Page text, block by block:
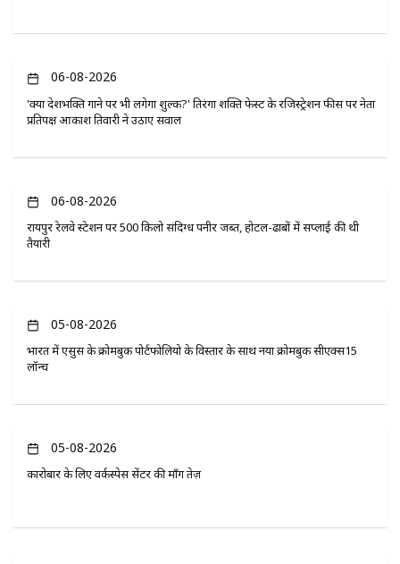
06-08-2026
'क्या देशभक्ति गाने पर भी लगेगा शुल्क?' तिरंगा शक्ति फेस्ट के रजिस्ट्रेशन फीस पर नेता
प्रतिपक्ष आकाश तिवारी ने उठाए सवाल
06-08-2026
रायपुर रेलवे स्टेशन पर 500 किलो संदिग्ध पनीर जब्त, होटल-ढाबों में सप्लाई की थी
तैयारी
05-08-2026
भारत में एसुस के क्रोमबुक पोर्टफोलियो के विस्तार के साथ नया क्रोमबुक सीएक्स15
लॉन्च
05-08-2026
कारोबार के लिए वर्कस्पेस सेंटर की माँग तेज़